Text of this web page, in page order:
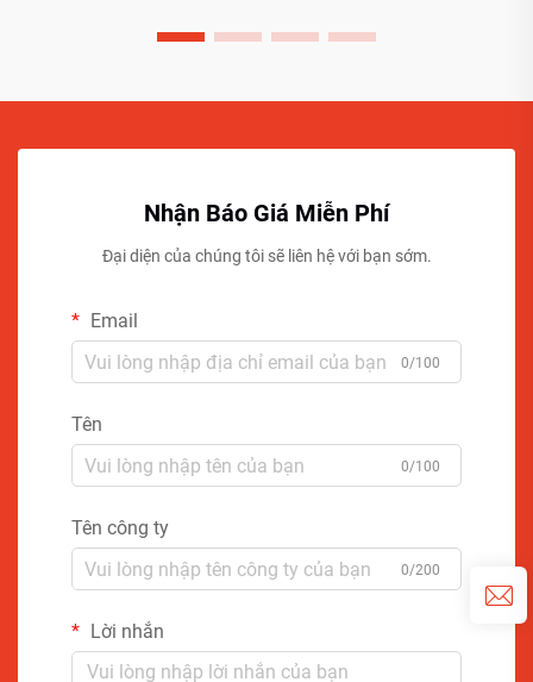
Nhận Báo Giá Miễn Phí
Đại diện của chúng tôi sẽ liên hệ với bạn sớm.
Email
0/100
Tên
0/100
Tên công ty
0/200
Lời nhắn